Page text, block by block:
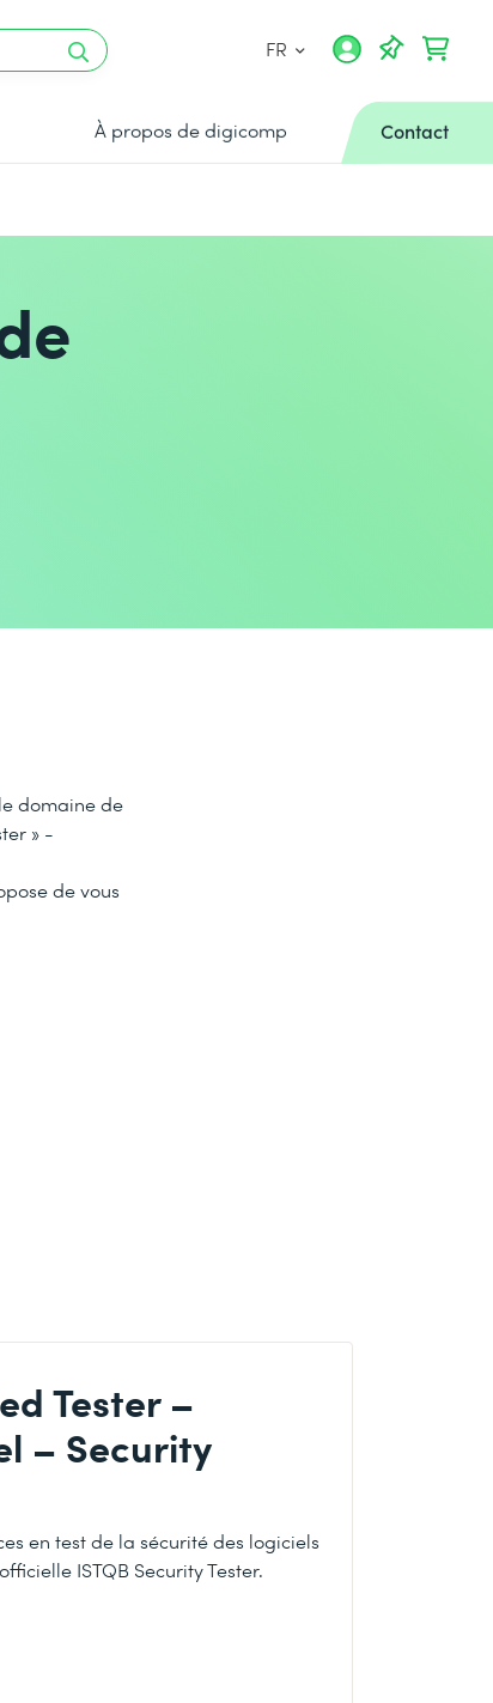
FR
À propos de digicomp Contact
domaine de
» -
de vous
Tester –
– Security
en test de la sécurité des logiciels
ISTQB Security Tester.